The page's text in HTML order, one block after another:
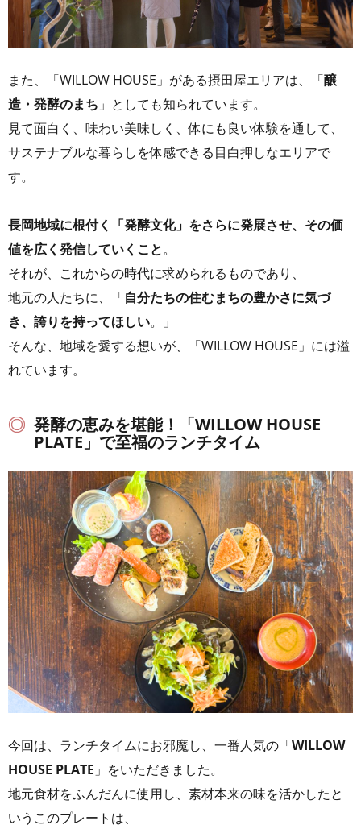
また、「WILLOW HOUSE」がある摂田屋エリアは、「醸
造・発酵のまち 」としても知られています。
見て面白く、味わい美味しく、体にも良い体験を通して、
サステナブルな暮らしを体感できる目白押しなエリアで
す。
長岡地域に根付く「発酵文化」をさらに発展させ、その価
値を広く発信していくこと。
それが、これからの時代に求められるものであり、
地元の人たちに、「自分たちの住むまちの豊かさに気づ
き、誇りを持ってほしい。」
そんな、地域を愛する想いが、「WILLOW HOUSE」には溢
れています。
発酵の恵みを堪能！「WILLOW HOUSE
PLATE」で至福のランチタイム
今回は、ランチタイムにお邪魔し、一番人気の「WILLOW
HOUSE PLATE 」をいただきました。
地元食材をふんだんに使用し、素材本来の味を活かしたと
いうこのプレートは、